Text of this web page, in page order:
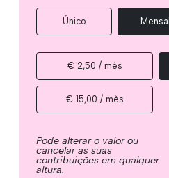
Único Mensal
€ 2,50 / mês
€ 15,00 / mês
Pode alterar o valor ou
cancelar as suas
contribuições em qualquer
altura.